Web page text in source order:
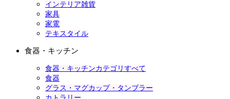
インテリア雑貨
家具
家電
テキスタイル
食器・キッチン
食器・キッチンカテゴリすべて
食器
グラス・マグカップ・タンブラー